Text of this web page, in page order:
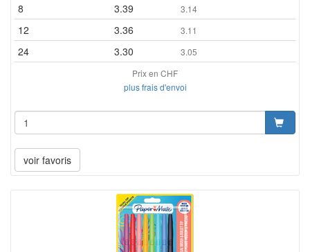
8 3.39 3.14
12 3.36 3.11
24 3.30
3.05
Prix en CHF
plus frais d'envoi
voir favoris